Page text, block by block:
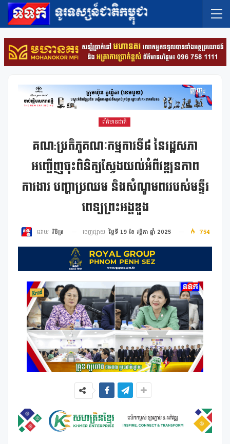
ព័ត៌មានជាតិ
គណ:ប្រតិភូគណៈកម្មការទី៨ នៃរដ្ឋសភា
អញ្ជើញចុះពិនិត្យស្វែងយល់អំពីវឌ្ឍនភាព
ការងារ បញ្ហាប្រឈម និងសំណូមពររបស់មន្ទីរ
ពេទ្យព្រះអង្គឌួង
ដោយ វិចិត្រ ចេញផ្សាយ ថ្ងៃទី 19 ខែ វច្ឆិកា ឆ្នាំ 2025 754